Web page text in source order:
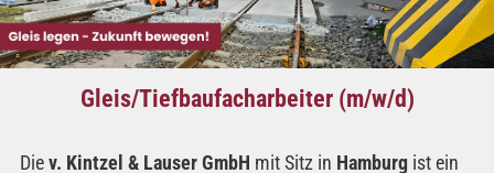
Gleis/Tiefbaufacharbeiter (m/w/d)
Diev. Kintzel & Lauser GmbH mit Sitz in Hamburgist ein